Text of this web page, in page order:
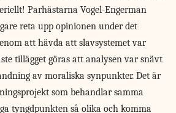
Parhästarna Vogel-Engerman
reta upp opinionen under det
att hävda att slavsystemet var
tillägget göras att analysen var snävt
av moraliska synpunkter. Det är
som behandlar samma
tyngdpunkten så olika och komma